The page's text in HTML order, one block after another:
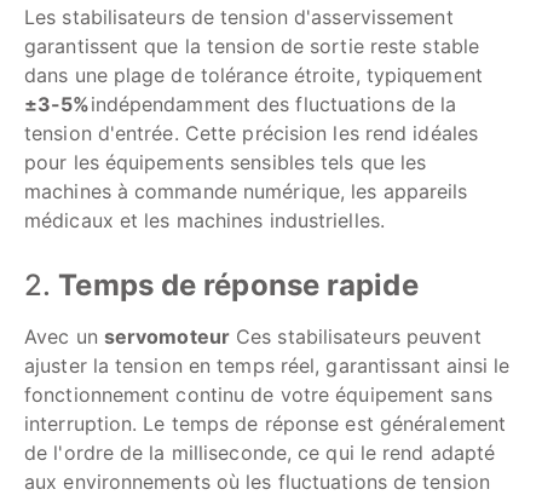
Les stabilisateurs de tension d'asservissement
garantissent que la tension de sortie reste stable
dans une plage de tolérance étroite, typiquement
±3-5%indépendamment des fluctuations de la
tension d'entrée. Cette précision les rend idéales
pour les équipements sensibles tels que les
machines à commande numérique, les appareils
médicaux et les machines industrielles.
2.Temps de réponse rapide
Avec un servomoteurCes stabilisateurs peuvent
ajuster la tension en temps réel, garantissant ainsi le
fonctionnement continu de votre équipement sans
interruption. Le temps de réponse est généralement
de l'ordre de la milliseconde, ce qui le rend adapté
aux environnements où les fluctuations de tension